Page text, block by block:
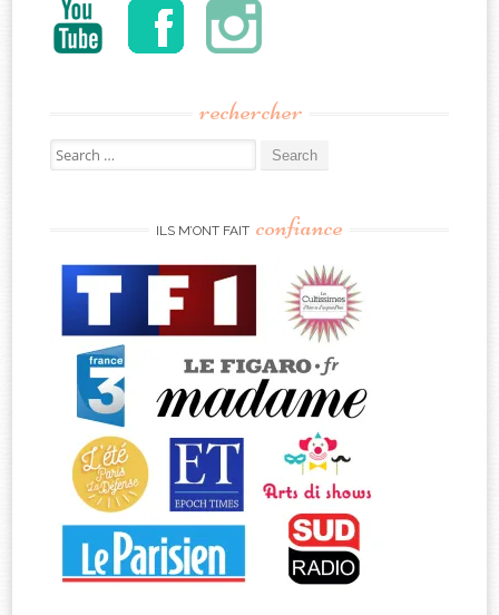
rechercher
Search
for:
ILS M’ONT FAIT confiance